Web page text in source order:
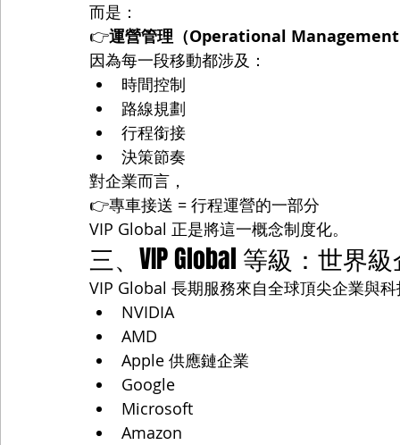
而是：
👉運營管理（Operational
因為每一段移動都涉及：
時間控制
路線規劃
行程銜接
決策節奏
對企業而言，
👉專車接送 = 行程運營的一部分
VIP Global 正是將這一概念制度化。
三、VIP Global 等級：世界
VIP Global 長期服務來自全球頂尖企業與
NVIDIA
AMD
Apple 供應鏈企業
Google
Microsoft
Amazon